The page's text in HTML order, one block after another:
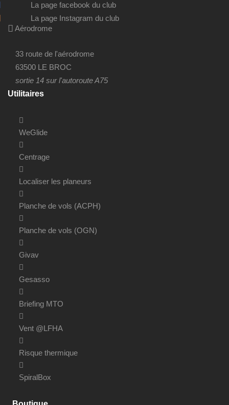
La page facebook du club
La page Instagram du club
Aérodrome
33 route de l'aérodrome
63500 LE BROC
sortie 14 sur l'autoroute A75
Utilitaires
WeGlide
Centrage
Localiser les planeurs
Planche de vols (ACPH)
Planche de vols (OGN)
Givav
Gesasso
Briefing MTO
Vent @LFHA
Risque thermique
SpiralBox